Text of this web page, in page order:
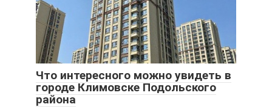
Что интересного можно увидеть в
городе Климовске Подольского
района